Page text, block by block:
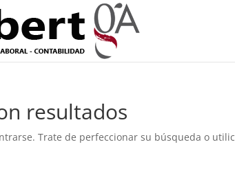
resultados
Trate de perfeccionar su búsqueda o